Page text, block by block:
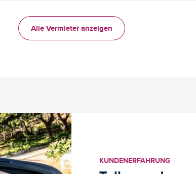
Alle Vermieter anzeigen
KUNDENERFAHRUNG